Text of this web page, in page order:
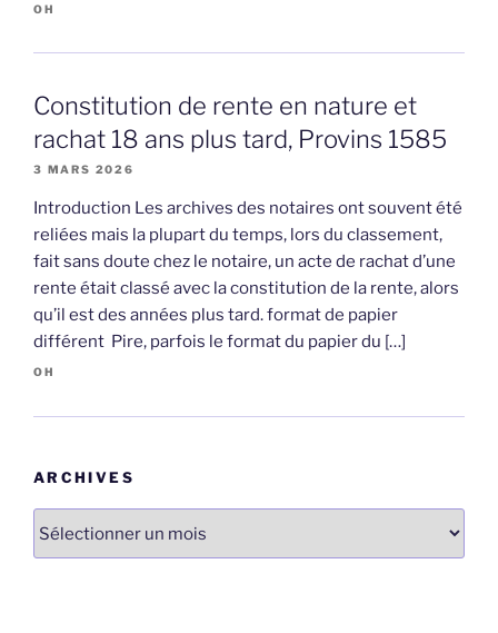
OH
Constitution de rente en nature et
rachat 18 ans plus tard, Provins 1585
3 MARS 2026
Introduction Les archives des notaires ont souvent été
reliées mais la plupart du temps, lors du classement,
fait sans doute chez le notaire, un acte de rachat d’une
rente était classé avec la constitution de la rente, alors
qu’il est des années plus tard. format de papier
différent Pire, parfois le format du papier du […]
OH
ARCHIVES